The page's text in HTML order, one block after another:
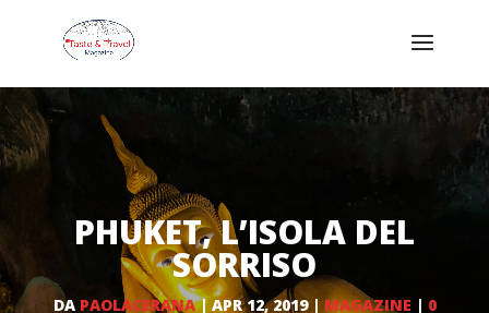
PHUKET, L’ISOLA DEL
SORRISO
DA PAOLACERANA| APR 12, 2019|MAGAZINE | 0